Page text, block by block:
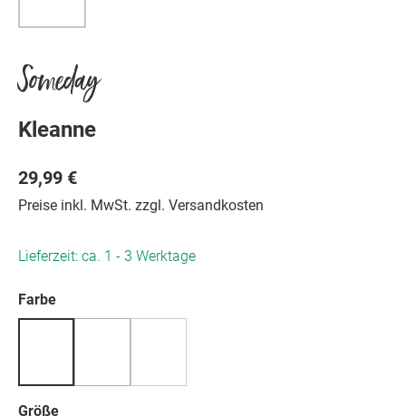
Someday
Kleanne
29,99 €
Preise inkl. MwSt. zzgl. Versandkosten
Lieferzeit: ca. 1 - 3 Werktage
Farbeauswählen
Größeauswählen